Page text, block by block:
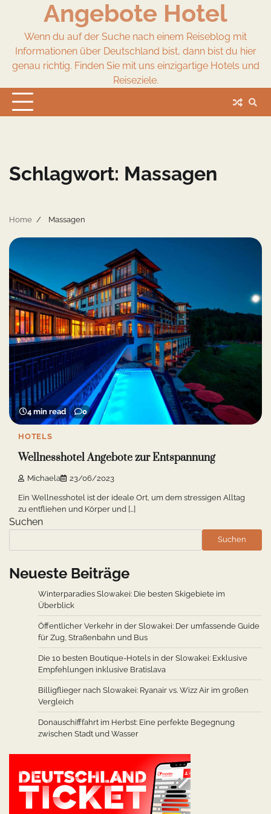
content
Angebote Hotel
Wenn du auf der Suche nach einem Reiseblog mit
Informationen über Deutschland bist, dann bist du hier
genau richtig. Finden Sie mit uns einzigartige Hotels und
Reiseziele.
Schlagwort: Massagen
Home Massagen
4 min read 0
HOTELS
Wellness­hotel Angebote zur Entspannung
Michaela 23/06/2023
Ein Wellnesshotel ist der ideale Ort, um dem stressigen Alltag
zu entfliehen und Körper und […]
Suchen
Suchen
Neueste Beiträge
Winterparadies Slowakei: Die besten Skigebiete im
Überblick
Öffentlicher Verkehr in der Slowakei: Der umfassende Guide
für Zug, Straßenbahn und Bus
Die 10 besten Boutique-Hotels in der Slowakei: Exklusive
Empfehlungen inklusive Bratislava
Billigflieger nach Slowakei: Ryanair vs. Wizz Air im großen
Vergleich
Donauschifffahrt im Herbst: Eine perfekte Begegnung
zwischen Stadt und Wasser